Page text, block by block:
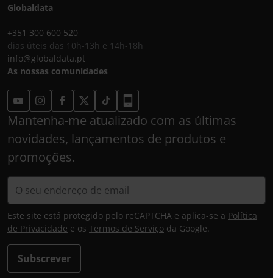
Globaldata
+351 300 600 520
dias úteis das 10h-13h e 14h-18h
info@globaldata.pt
As nossas comunidades
Mantenha-me atualizado com as últimas
novidades, lançamentos de produtos e
promoções.
Subscrever
Este site está protegido pelo reCAPTCHA e aplica-se a Política
de Privacidade e os Termos de Serviço da Google.